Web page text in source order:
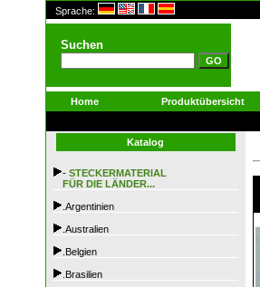
Sprache:
Suchen
Home Produktübersicht
Katalog
- STECKERMATERIAL
FÜR DIE LÄNDER...
.Argentinien
.Australien
.Belgien
.Brasilien